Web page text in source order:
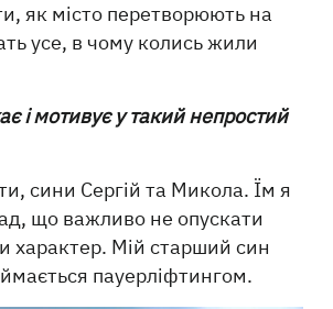
як місто перетворюють на
усе, в чому колись жили
і мотивує у такий непростий
сини Сергій та Микола. Їм я
що важливо не опускати
характер. Мій старший син
пауерліфтингом.